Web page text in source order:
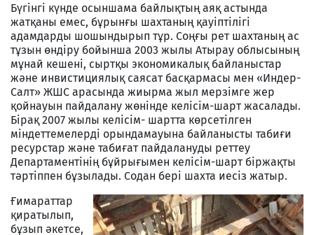
Бүгінгі күнде осыншама байлықтың аяқ астында
жатқаны емес, бұрынғы шахтаның қауіптілігі
адамдарды шошындырып тұр. Соңғы рет шахтаның ас
тұзын өндіру бойынша 2003 жылы Атырау облысының
мұнай кешені, сыртқы экономикалық байланыстар
және инвистициялық саясат басқармасы мен «Индер-
Салт» ЖШС арасында жиырма жыл мерзімге жер
қойнауын пайдалану жөнінде келісім-шарт жасалады.
Бірақ 2007 жылы келісім- шартта көрсетілген
міндеттемелерді орындамауына байланысты табиғи
ресурстар және табиғат пайдалануды реттеу
Департаментінің бұйрығымен келісім-шарт біржақты
тәртіппен бұзылады. Содан бері шахта иесіз жатыр.
Ғимараттар
қиратылып,
бұзып әкетсе,